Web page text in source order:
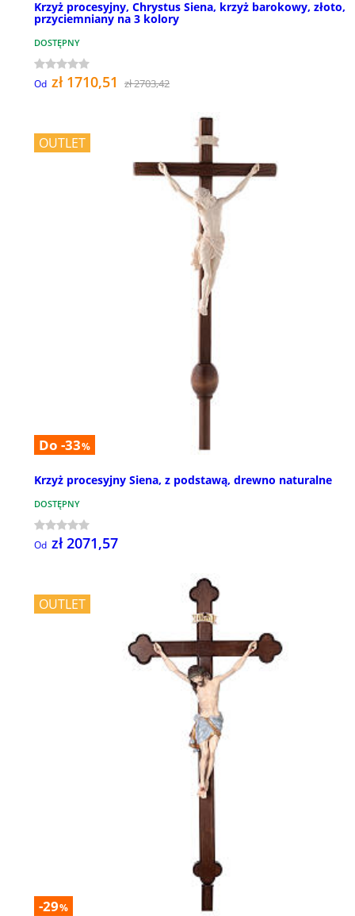
Krzyż procesyjny, Chrystus Siena, krzyż barokowy, złoto,
przyciemniany na 3 kolory
DOSTĘPNY
Od zł 1710,51 zł 2703,42
OUTLET
Do -33%
Krzyż procesyjny Siena, z podstawą, drewno naturalne
DOSTĘPNY
Od zł 2071,57
OUTLET
-29%